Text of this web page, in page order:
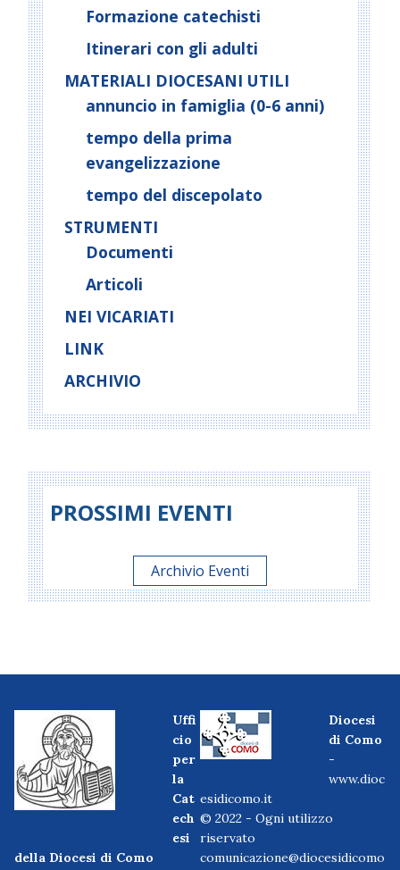
Formazione catechisti
Itinerari con gli adulti
MATERIALI DIOCESANI UTILI
annuncio in famiglia (0-6 anni)
tempo della prima
evangelizzazione
tempo del discepolato
STRUMENTI
Documenti
Articoli
NEI VICARIATI
LINK
ARCHIVIO
PROSSIMI EVENTI
Archivio Eventi
Uffi
cio
per
la
Cat
ech
esi
della Diocesi di Como
Diocesi
di Como
-
www.dioc
esidicomo.it
© 2022 - Ogni utilizzo
riservato
comunicazione@diocesidicomo